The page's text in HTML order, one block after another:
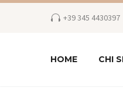
+39 345 4430397
HOME CHI